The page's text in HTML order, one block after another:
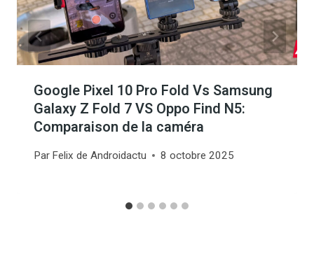
Google Pixel 10 Pro Fold Vs Samsung
Galaxy Z Fold 7 VS Oppo Find N5:
Comparaison de la caméra
Par Felix de Androidactu 8 octobre 2025